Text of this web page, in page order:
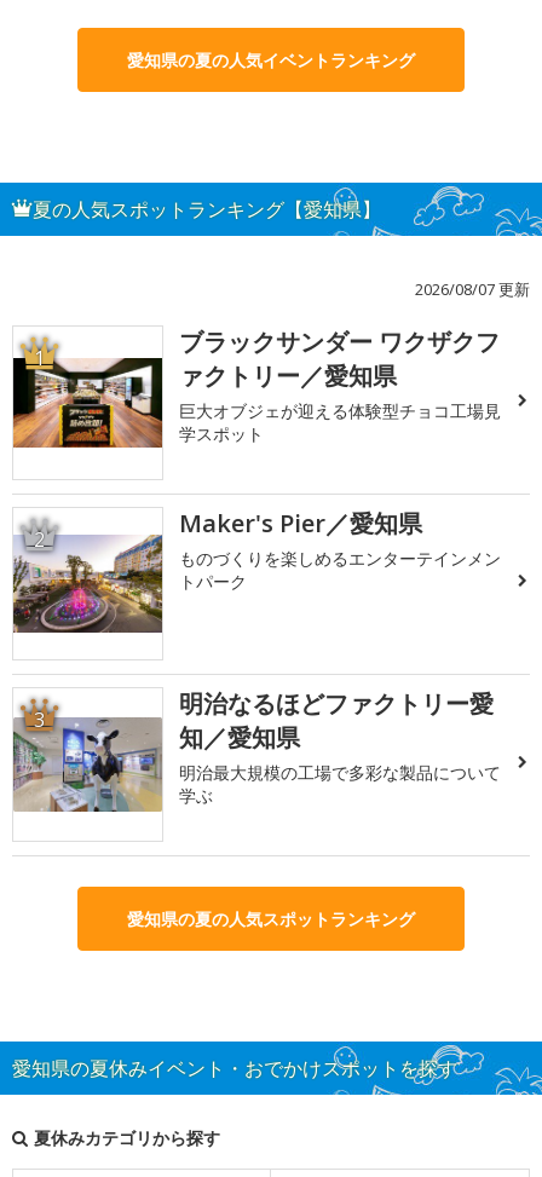
愛知県の夏の人気イベントランキング
夏の人気スポットランキング【愛知県】
2026/08/07 更新
1
ブラックサンダー ワクザクフ
ァクトリー／愛知県
巨大オブジェが迎える体験型チョコ工場見
学スポット
2 Maker's Pier／愛知県
ものづくりを楽しめるエンターテインメン
トパーク
3
明治なるほどファクトリー愛
知／愛知県
明治最大規模の工場で多彩な製品について
学ぶ
愛知県の夏の人気スポットランキング
愛知県の夏休みイベント・おでかけスポットを探す
夏休みカテゴリから探す